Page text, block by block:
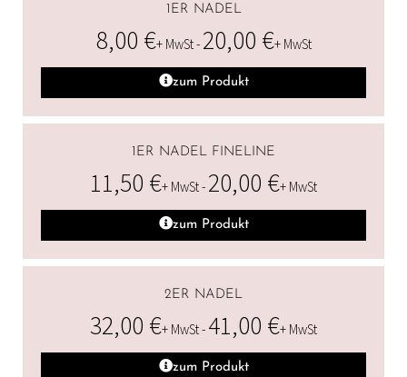
1ER NADEL
8,00 €+ MwSt - 20,00 €+ MwSt
zum Produkt
1ER NADEL FINELINE
11,50 €+ MwSt - 20,00 €+ MwSt
zum Produkt
2ER NADEL
32,00 €+ MwSt - 41,00 €+ MwSt
zum Produkt